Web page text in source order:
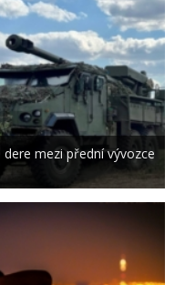
dere mezi přední vývozce